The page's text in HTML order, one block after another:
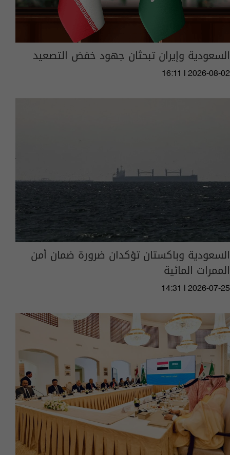
السعودية وإيران تبحثان جهود خفض التصعيد
16:11 | 2026-08-02
السعودية وباكستان تؤكدان ضرورة ضمان أمن
الممرات المائية
14:31 | 2026-07-25